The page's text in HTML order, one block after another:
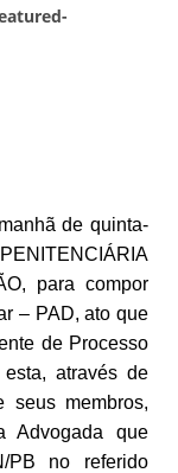
de quinta-
para compor
– PAD, ato que
de Processo
através de
seus membros,
Advogada que
PB no referido